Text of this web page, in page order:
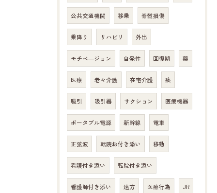
公共交通機関 移乗 脊髄損傷
乗降り リハビリ 外出
モチベ―ジョン 自発性 回復期 薬
医療 老々介護 在宅介護 痰
吸引 吸引器 サクション 医療機器
ポータブル電源 新幹線 電車
正弦波 転院お付き添い 移動
看護付き添い 転院付き添い
看護師付き添い 遠方 医療行為 JR